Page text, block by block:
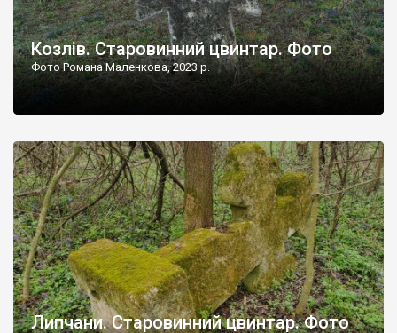
Козлів. Старовинний цвинтар. Фото
Фото Романа Маленкова, 2023 р.
Липчани. Старовинний цвинтар. Фото